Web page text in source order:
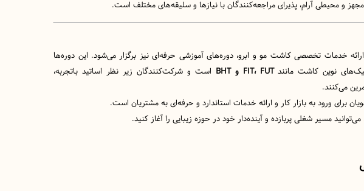
و محیطی آرام، پذیرای مراجعه‌کنندگان با نیازها و سلیقه‌های مختلف است.
خدمات تخصصی کاشت مو و ابرو، دوره‌های آموزشی حرفه‌ای نیز برگزار می‌شود. این دوره‌ها
نوین کاشت مانندFIT، FUT و BHT
است و شرکت‌کنندگان زیر نظر اساتید باتجربه،
می‌کنند.
برای ورود به بازار کار و ارائه خدمات استاندارد و حرفه‌ای به مشتریان است.
مسیر شغلی پربازده و آینده‌دار خود در حوزه زیبایی را آغاز کنید.